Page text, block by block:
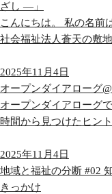
ざし ―」
こんにちは。 私の名前
社会福祉法人蒼天の敷
2025年11月4日
オープンダイアローグ
オープンダイアローグ
時間から見つけたヒン
2025年11月4日
地域と福祉の分断 #02
きっかけ